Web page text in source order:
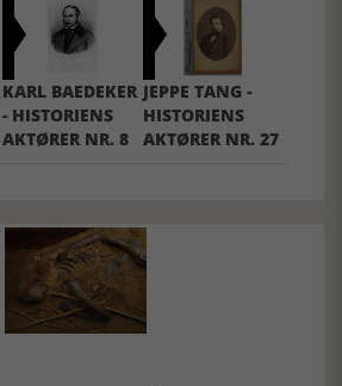
KARL BAEDEKER
- HISTORIENS
AKTØRER NR. 8
JEPPE TANG -
HISTORIENS
AKTØRER NR. 27